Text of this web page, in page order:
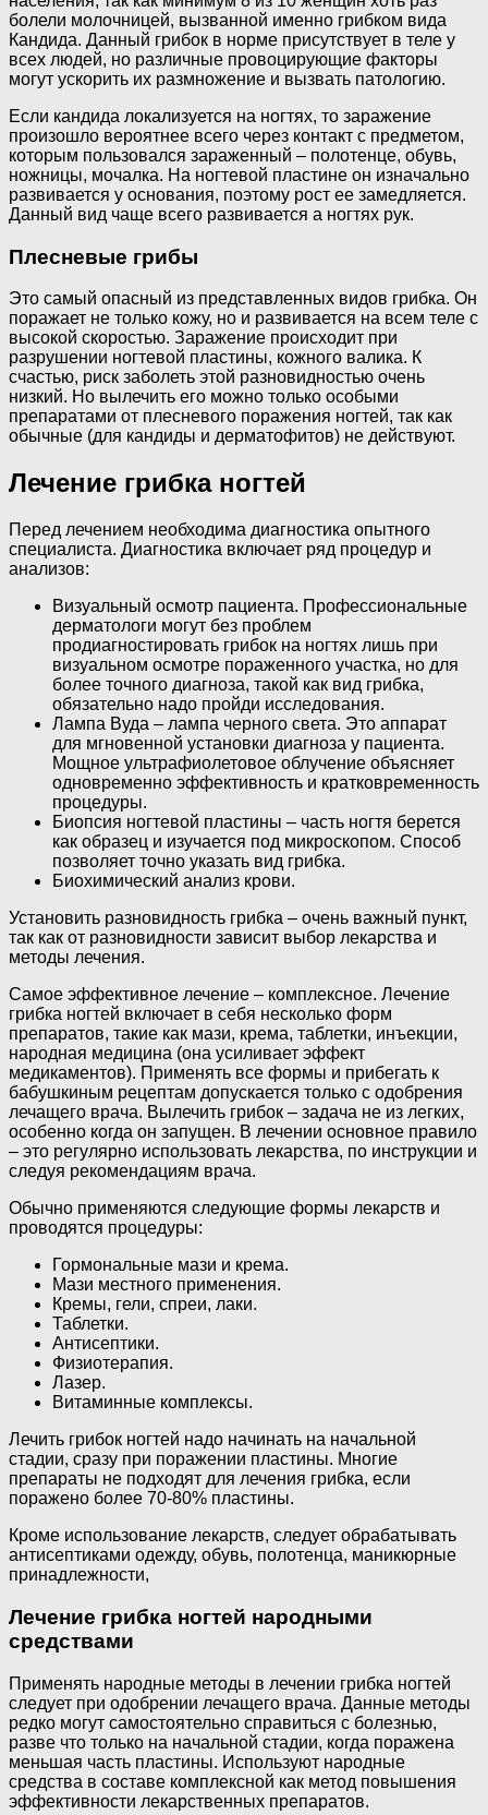
болели молочницей, вызванной именно грибком вида
Кандида. Данный грибок в норме присутствует в теле у
всех людей, но различные провоцирующие факторы
могут ускорить их размножение и вызвать патологию.
Если кандида локализуется на ногтях, то заражение
произошло вероятнее всего через контакт с предметом,
которым пользовался зараженный – полотенце, обувь,
ножницы, мочалка. На ногтевой пластине он изначально
развивается у основания, поэтому рост ее замедляется.
Данный вид чаще всего развивается а ногтях рук.
Плесневые грибы
Это самый опасный из представленных видов грибка. Он
поражает не только кожу, но и развивается на всем теле с
высокой скоростью. Заражение происходит при
разрушении ногтевой пластины, кожного валика. К
счастью, риск заболеть этой разновидностью очень
низкий. Но вылечить его можно только особыми
препаратами от плесневого поражения ногтей, так как
обычные (для кандиды и дерматофитов) не действуют.
Лечение грибка ногтей
Перед лечением необходима диагностика опытного
специалиста. Диагностика включает ряд процедур и
анализов:
Визуальный осмотр пациента. Профессиональные
дерматологи могут без проблем
продиагностировать грибок на ногтях лишь при
визуальном осмотре пораженного участка, но для
более точного диагноза, такой как вид грибка,
обязательно надо пройди исследования.
Лампа Вуда – лампа черного света. Это аппарат
для мгновенной установки диагноза у пациента.
Мощное ультрафиолетовое облучение объясняет
одновременно эффективность и кратковременность
процедуры.
Биопсия ногтевой пластины – часть ногтя берется
как образец и изучается под микроскопом. Способ
позволяет точно указать вид грибка.
Биохимический анализ крови.
Установить разновидность грибка – очень важный пункт,
так как от разновидности зависит выбор лекарства и
методы лечения.
Самое эффективное лечение – комплексное. Лечение
грибка ногтей включает в себя несколько форм
препаратов, такие как мази, крема, таблетки, инъекции,
народная медицина (она усиливает эффект
медикаментов). Применять все формы и прибегать к
бабушкиным рецептам допускается только с одобрения
лечащего врача. Вылечить грибок – задача не из легких,
особенно когда он запущен. В лечении основное правило
– это регулярно использовать лекарства, по инструкции и
следуя рекомендациям врача.
Обычно применяются следующие формы лекарств и
проводятся процедуры:
Гормональные мази и крема.
Мази местного применения.
Кремы, гели, спреи, лаки.
Таблетки.
Антисептики.
Физиотерапия.
Лазер.
Витаминные комплексы.
Лечить грибок ногтей надо начинать на начальной
стадии, сразу при поражении пластины. Многие
препараты не подходят для лечения грибка, если
поражено более 70-80% пластины.
Кроме использование лекарств, следует обрабатывать
антисептиками одежду, обувь, полотенца, маникюрные
принадлежности,
Лечение грибка ногтей народными
средствами
Применять народные методы в лечении грибка ногтей
следует при одобрении лечащего врача. Данные методы
редко могут самостоятельно справиться с болезнью,
разве что только на начальной стадии, когда поражена
меньшая часть пластины. Используют народные
средства в составе комплексной как метод повышения
эффективности лекарственных препаратов.